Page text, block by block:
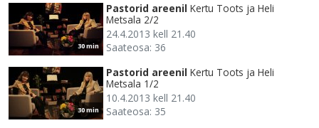
30 min
Pastorid areenil Kertu Toots ja Heli
Metsala 2/2
24.4.2013 kell 21.40
Saateosa: 36
30 min
Pastorid areenil Kertu Toots ja Heli
Metsala 1/2
10.4.2013 kell 21.40
Saateosa: 35